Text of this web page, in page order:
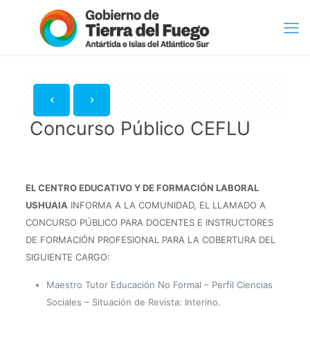
Concurso Público CEFLU
EL CENTRO EDUCATIVO Y DE FORMACIÓN LABORAL
USHUAIA INFORMA A LA COMUNIDAD, EL LLAMADO A
CONCURSO PÚBLICO PARA DOCENTES E INSTRUCTORES
DE FORMACIÓN PROFESIONAL PARA LA COBERTURA DEL
SIGUIENTE CARGO:
Maestro Tutor Educación No Formal – Perfil Ciencias
Sociales – Situación de Revista: Interino.